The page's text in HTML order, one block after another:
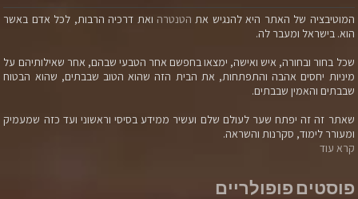
המוטיבציה של האתר היא להנגיש את הטנטרה ואת דרכיה הרבות, לכל אדם באשר
הוא. בישראל ומעבר לה.
שכל בחור ובחורה, איש ואישה, ימצאו בחפשם אחר הטבעי שבהם, אחר שאילותיהם על
מיניות יחסים אהבה והתפתחות, את הבית הזה שהוא הטוב שבבתים, שהוא הבטוח
שבבתים והאמין שבבתים.
שאתר זה זה יפתח שער לעולם שלם ועשיר ממידע בסיסי וראשוני ועד כזה שמעמיק
ומעורר לימוד, סקרנות והשראה.
קרא עוד
פוסטים פופולריים